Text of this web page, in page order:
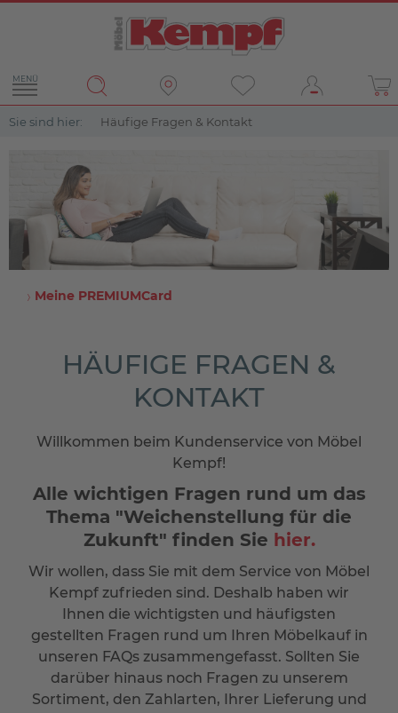
MENÜ
Sie sind hier: Häufige Fragen & Kontakt
Meine PREMIUMCard
HÄUFIGE FRAGEN &
KONTAKT
Willkommen beim Kundenservice von Möbel
Kempf!
Alle wichtigen Fragen rund um das
Thema "Weichenstellung für die
Zukunft" finden Sie hier.
Wir wollen, dass Sie mit dem Service von Möbel
Kempf zufrieden sind. Deshalb haben wir
Ihnen die wichtigsten und häufigsten
gestellten Fragen rund um Ihren Möbelkauf in
unseren FAQs zusammengefasst. Sollten Sie
darüber hinaus noch Fragen zu unserem
Sortiment, den Zahlarten, Ihrer Lieferung und